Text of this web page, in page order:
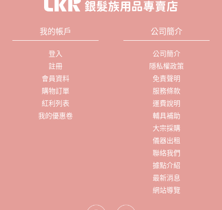
我的帳戶
登入
註冊
會員資料
購物訂單
紅利列表
我的優惠卷
公司簡介
公司簡介
隱私權政策
免責聲明
服務條款
運費說明
輔具補助
大宗採購
儀器出租
聯絡我們
據點介紹
最新消息
網站導覽